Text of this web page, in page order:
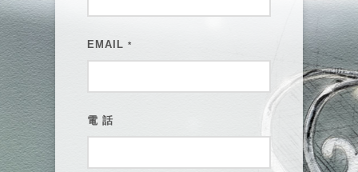
EMAIL *
電 話